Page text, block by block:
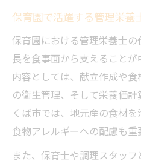
保育園で活躍する管理栄養
保育園における管理栄養士
長を食事面から支えること
内容としては、献立作成や
の衛生管理、そして栄養価
くば市では、地元産の食材を
食物アレルギーへの配慮も重
また、保育士や調理スタッ